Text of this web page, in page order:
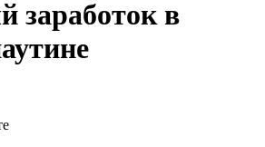
заработок в